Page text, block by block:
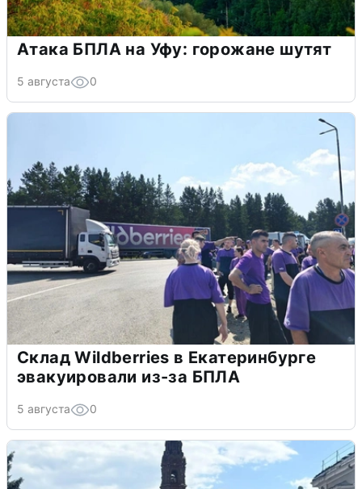
Атака БПЛА на Уфу: горожане шутят
5 августа 0
Склад Wildberries в Екатеринбурге
эвакуировали из-за БПЛА
5 августа 0